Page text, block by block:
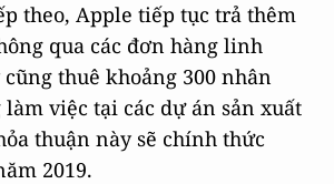
theo, Apple tiếp tục trả thêm
qua các đơn hàng linh
thuê khoảng 300 nhân
việc tại các dự án sản xuất
thuận này sẽ chính thức
2019.